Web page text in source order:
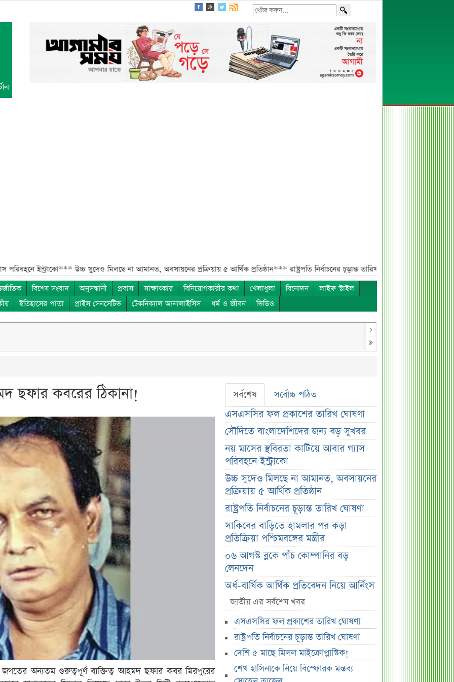
উচ্চ সুদেও মিলছে না আমানত, অবসায়নের প্রক্রিয়ায় ৫ আর্থিক প্রতিষ্ঠান*** রাষ্ট্রপতি নির্বাচনের চূড়ান্ত তারিখ ঘোষণা*** সাকিবের বাড়িতে হামলার
বিশেষ সংবাদ অনুসন্ধানী প্রবাস সাক্ষাৎকার বিনিয়োগকারীর কথা খেলাধুলা বিনোদন
লাইফ স্টাইল
ইতিহাসের পাতা প্রাইস সেনসেটিভ টেকনিক্যাল অ্যনালাইসিস ধর্ম ও জীবন ভিডিও
ছফার কবরের ঠিকানা!
জগতের অন্যতম গুরুত্বপূর্ণ ব্যক্তিত্ব আহমদ ছফার কবর মিরপুরের
সর্বশেষ সর্বোচ্চ পঠিত
এসএসসির ফল প্রকাশের তারিখ ঘোষণা
সৌদিতে বাংলাদেশিদের জন্য বড় সুখবর
নয় মাসের স্থবিরতা কাটিয়ে আবার গ্যাস
পরিবহনে ইন্ট্রাকো
উচ্চ সুদেও মিলছে না আমানত, অবসায়নের
প্রক্রিয়ায় ৫ আর্থিক প্রতিষ্ঠান
রাষ্ট্রপতি নির্বাচনের চূড়ান্ত তারিখ ঘোষণা
সাকিবের বাড়িতে হামলার পর কড়া
প্রতিক্রিয়া পশ্চিমবঙ্গের মন্ত্রীর
০৬ আগস্ট ব্লকে পাঁচ কোম্পানির বড়
লেনদেন
অর্ধ-বার্ষিক আর্থিক প্রতিবেদন নিয়ে আর্নিংস
ডিসক্লোজার করবে ব্র্যাক ব্যাংক
কর্ণফুলী ইন্স্যুরেন্সের অর্ধ-বার্ষিক সম্মেলন
অনুষ্ঠিত
৭৫ হাজার ২৮৩ শেয়ার মনোনীত
উত্তরাধিকারীর নামে হস্তান্তর
আস্থা থাকলেও বাজারে অস্থিরতা, তদারকি
জাতীয় এর সর্বশেষ খবর
এসএসসির ফল প্রকাশের তারিখ ঘোষণা
রাষ্ট্রপতি নির্বাচনের চূড়ান্ত তারিখ ঘোষণা
দেশি ৫ মাছে মিলল মাইক্রোপ্লাস্টিক!
শেখ হাসিনাকে নিয়ে বিস্ফোরক মন্তব্য